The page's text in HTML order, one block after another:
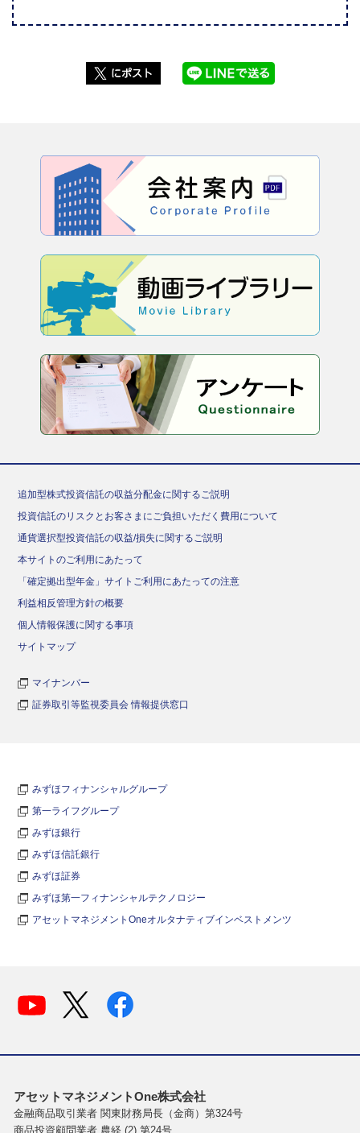
追加型株式投資信託の収益分配金に関するご説明
投資信託のリスクとお客さまにご負担いただく費用について
通貨選択型投資信託の収益/損失に関するご説明
本サイトのご利用にあたって
「確定拠出型年金」サイトご利用にあたっての注意
利益相反管理方針の概要
個人情報保護に関する事項
サイトマップ
マイナンバー
証券取引等監視委員会 情報提供窓口
みずほフィナンシャルグループ
第一ライフグループ
みずほ銀行
みずほ信託銀行
みずほ証券
みずほ第一フィナンシャルテクノロジー
アセットマネジメントOneオルタナティブインベストメンツ
アセットマネジメントOne株式会社
金融商品取引業者 関東財務局長（金商）第324号
商品投資顧問業者 農経 (2) 第24号